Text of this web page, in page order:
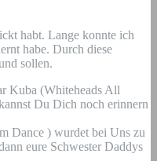
habt. Lange konnte ich
habe. Durch diese
sollen.
Kuba (Whiteheads All
Du Dich noch erinnern
Dance ) wurdet bei Uns zu
eure Schwester Daddys